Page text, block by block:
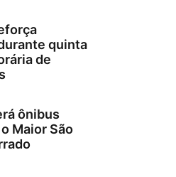
quinta
de
ônibus
Maior São